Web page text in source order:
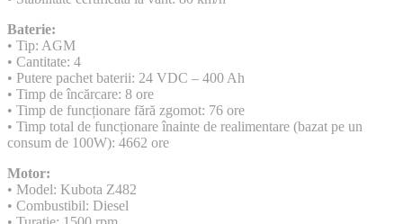
Baterie:
• Tip: AGM
• Cantitate: 4
• Putere pachet baterii: 24 VDC – 400 Ah
• Timp de încărcare: 8 ore
• Timp de funcționare fără zgomot: 76 ore
• Timp total de funcționare înainte de realimentare (bazat pe un
consum de 100W): 4662 ore
Motor:
• Model: Kubota Z482
• Combustibil: Diesel